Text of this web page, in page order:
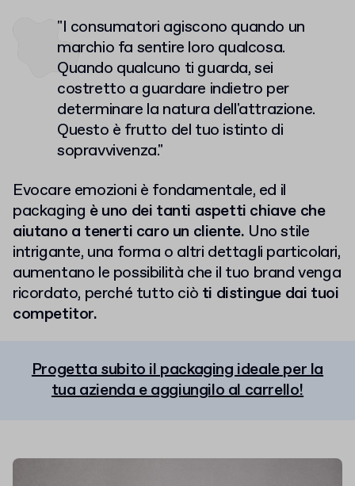
"I consumatori agiscono quando un
marchio fa sentire loro qualcosa.
Quando qualcuno ti guarda, sei
costretto a guardare indietro per
determinare la natura dell'attrazione.
Questo è frutto del tuo istinto di
sopravvivenza."
Evocare emozioni è fondamentale, ed il
packaging è uno dei tanti aspetti chiave che
aiutano a tenerti caro un cliente. Uno stile
intrigante, una forma o altri dettagli particolari,
aumentano le possibilità che il tuo brand venga
ricordato, perché tutto ciò ti distingue dai tuoi
competitor.
Progetta subito il packaging ideale per la
tua azienda e aggiungilo al carrello!